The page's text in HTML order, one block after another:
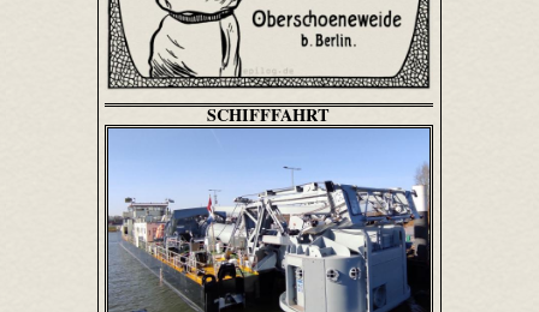
SCHIFFFAHRT